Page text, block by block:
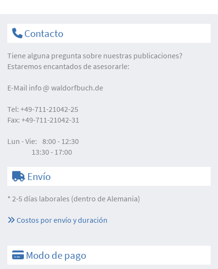
Contacto
Tiene alguna pregunta sobre nuestras publicaciones?
Estaremos encantados de asesorarle:
E-Mail info waldorfbuch.de
Tel: +49-711-21042-25
Fax: +49-711-21042-31
Lun - Vie: 8:00 - 12:30
13:30 - 17:00
Envío
* 2-5 días laborales (dentro de Alemania)
Costos por envío y duración
Modo de pago